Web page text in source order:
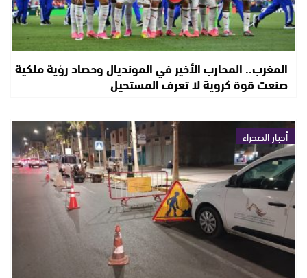
المغرب.. المحارب الأخير في المونديال وحصاد رؤية ملكية
صنعت قوة كروية لا تعرف المستحيل
أخبار الصحراء